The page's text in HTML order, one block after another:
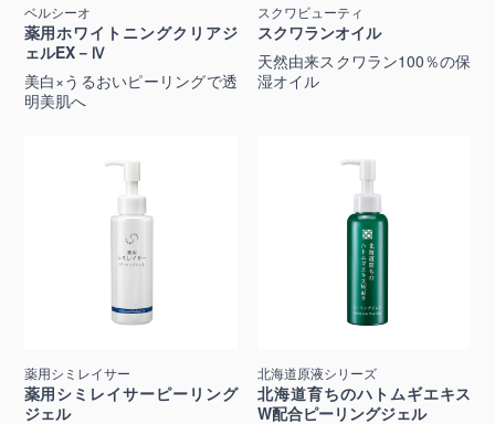
ベルシーオ
薬用ホワイトニングクリアジ
ェルEX－Ⅳ
美白×うるおいピーリングで透
明美肌へ
スクワビューティ
スクワランオイル
天然由来スクワラン100％の保
湿オイル
薬用シミレイサー
薬用シミレイサーピーリング
ジェル
北海道原液シリーズ
北海道育ちのハトムギエキス
W配合ピーリングジェル